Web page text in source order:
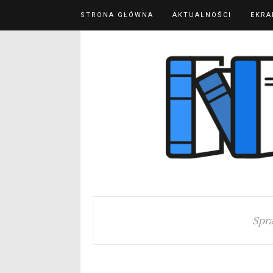
STRONA GŁÓWNA AKTUALNOŚCI